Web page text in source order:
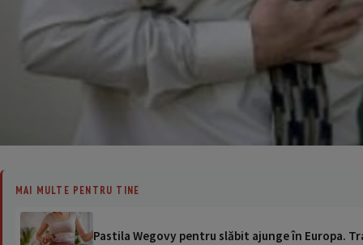
MAI MULTE PENTRU TINE
Pastila Wegovy pentru slăbit ajunge în Europa.